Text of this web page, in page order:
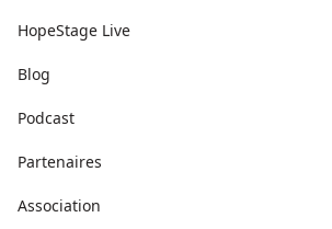
HopeStage Live
Blog
Podcast
Partenaires
Association